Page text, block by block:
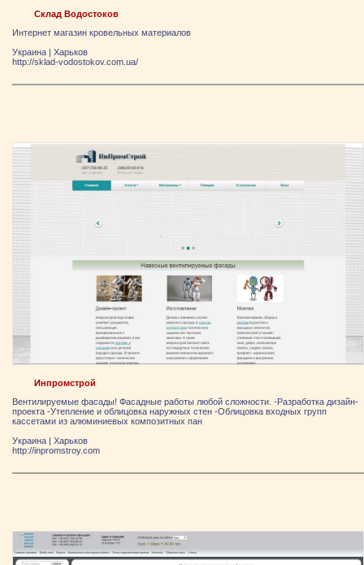
Склад Водостоков
Интернет магазин кровельных материалов
Украина | Харьков
http://sklad-vodostokov.com.ua/
Инпромстрой
Вентилируемые фасады! Фасадные работы любой сложности. -Разработка дизайн-
проекта -Утепление и облицовка наружных стен -Облицовка входных групп
кассетами из алюминиевых композитных пан
Украина | Харьков
http://inpromstroy.com